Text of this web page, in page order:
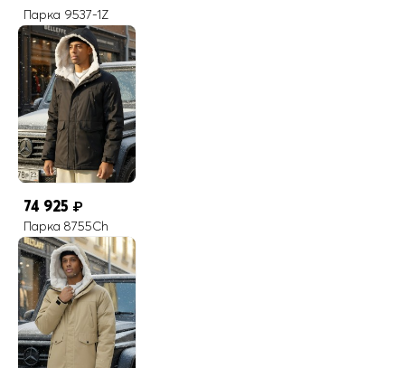
Парка 9537-1Z
74 925 ₽
Парка 8755Ch